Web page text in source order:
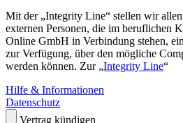
Mit der „Integrity Line“ stellen wir
externen Personen, die im beruflichen
Online GmbH in Verbindung stehen,
zur Verfügung, über den mögliche
werden können. Zur „Integrity Line“
Hilfe & Informationen
Datenschutz
Vertrag kündigen